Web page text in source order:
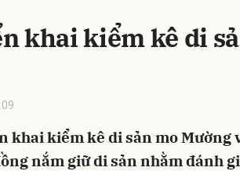
khai kiểm kê di
khai kiểm kê di sản mo Mường
nắm giữ di sản nhằm đánh